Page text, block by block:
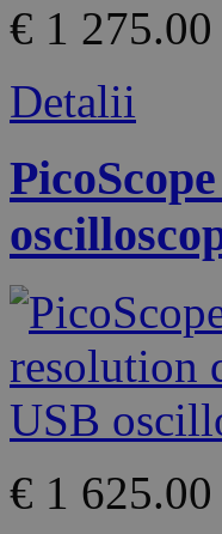
€ 1 275.00
Detalii
€ 1 625.00